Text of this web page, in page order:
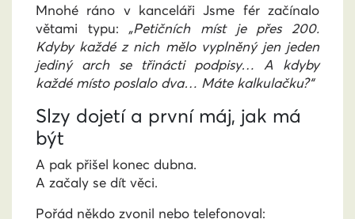
Mnohé ráno v kanceláři Jsme fér začínalo
větami typu: „Petičních míst je přes 200.
Kdyby každé z nich mělo vyplněný jen jeden
jediný arch se třinácti podpisy… A kdyby
každé místo poslalo dva… Máte kalkulačku?“
Slzy dojetí a první máj, jak má
být
A pak přišel konec dubna.
A začaly se dít věci.
Pořád někdo zvonil nebo telefonoval: